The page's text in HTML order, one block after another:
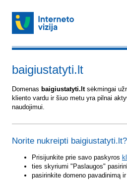
baigiustatyti.lt
Domenas baigiustatyti.ltsėkmingai
kliento vardu ir šiuo metu yra pilnai
naudojimui.
Norite nukreipti baigiustatyti.lt?
Prisijunkite prie savo paskyros
ties skyriumi "Paslaugos"
pasirinkite domeno pavadinimą